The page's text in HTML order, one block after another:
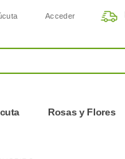
Acceder
Rosas y Flores